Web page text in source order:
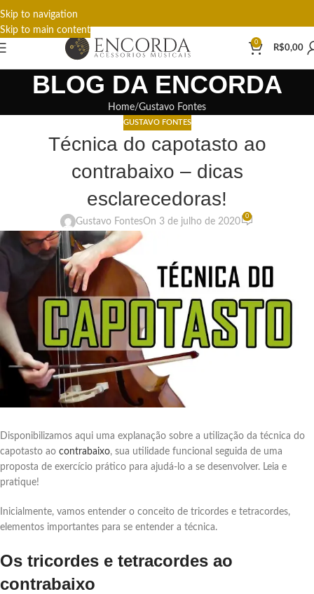
Skip to navigation
Skip to main content
0
R$0,00
BLOG DA ENCORDA
Home Gustavo Fontes
GUSTAVO FONTES
Técnica do capotasto ao
contrabaixo – dicas
esclarecedoras!
Gustavo FontesOn 3 de julho de 2020
0
Disponibilizamos aqui uma explanação sobre a utilização da técnica do
capotasto ao contrabaixo, sua utilidade funcional seguida de uma
proposta de exercício prático para ajudá-lo a se desenvolver. Leia e
pratique!
Inicialmente, vamos entender o conceito de tricordes e tetracordes,
elementos importantes para se entender a técnica.
Os tricordes e tetracordes ao
contrabaixo